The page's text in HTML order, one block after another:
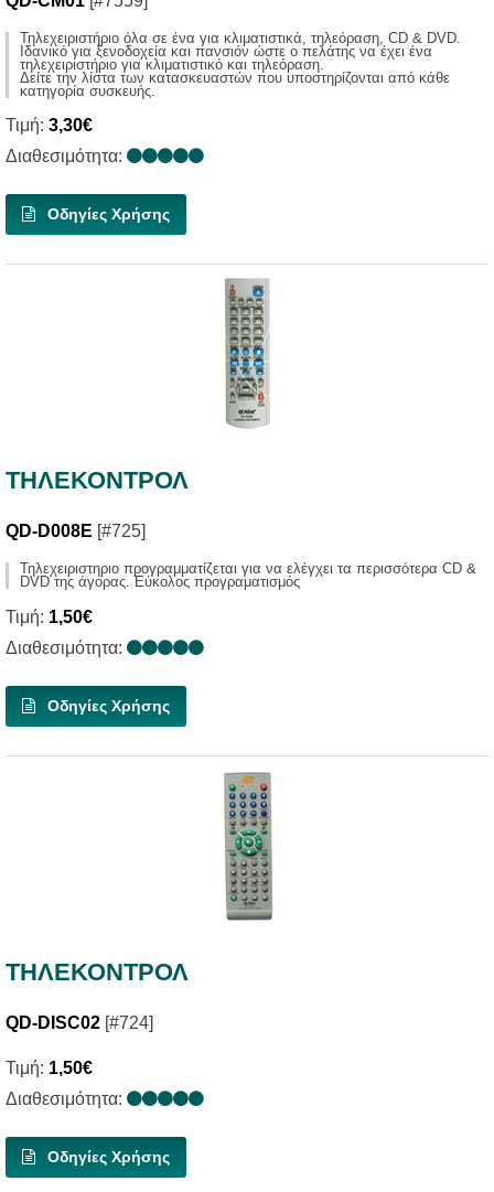
Τηλεχειριστήριο όλα σε ένα για κλιματιστικά, τηλεόραση, CD & DVD.
Ιδανικό για ξενοδοχεία και πανσιόν ώστε ο πελάτης να έχει ένα
τηλεχειριστήριο για κλιματιστικό και τηλεόραση.
Δείτε την λίστα των κατασκευαστών που υποστηρίζονται από κάθε
κατηγορία συσκευής.
Τιμή: 3,30€
Διαθεσιμότητα:
Οδηγίες Χρήσης
ΤΗΛΕΚΟΝΤΡΟΛ
QD-D008E [#725]
Τηλεχειριστηριο προγραμματίζεται για να ελέγχει τα περισσότερα CD &
DVD της άγορας. Εύκολος προγραματισμός
Τιμή: 1,50€
Διαθεσιμότητα:
Οδηγίες Χρήσης
ΤΗΛΕΚΟΝΤΡΟΛ
QD-DISC02 [#724]
Τιμή: 1,50€
Διαθεσιμότητα:
Οδηγίες Χρήσης